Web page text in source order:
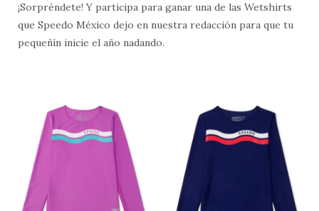
¡Sorpréndete! Y participa para ganar una de las Wetshirts
que Speedo México dejo en nuestra redacción para que tu
pequeñín inicie el año nadando.